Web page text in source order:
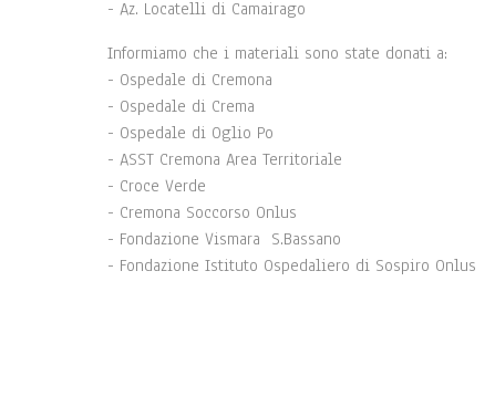
- Az. Locatelli di Camairago
Informiamo che i materiali sono state donati a:
- Ospedale di Cremona
- Ospedale di Crema
- Ospedale di Oglio Po
- ASST Cremona Area Territoriale
- Croce Verde
- Cremona Soccorso Onlus
- Fondazione Vismara S.Bassano
- Fondazione Istituto Ospedaliero di Sospiro Onlus